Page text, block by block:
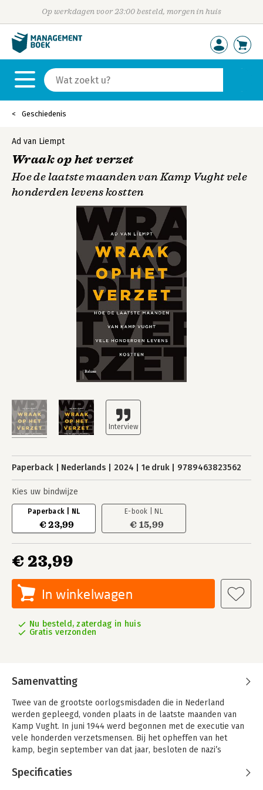
Op werkdagen voor 23:00 besteld, morgen in huis
Geschiedenis
Ad van Liempt
Wraak op het verzet
Hoe de laatste maanden van Kamp Vught vele
honderden levens kostten
Paperback Nederlands 2024 1e druk 9789463823562
Kies uw bindwijze
Paperback | NL
€ 23,99
E-book | NL
€ 15,99
€ 23,99
In winkelwagen
Nu besteld, zaterdag in huis
Gratis verzonden
Samenvatting
Twee van de grootste oorlogsmisdaden die in Nederland
werden gepleegd, vonden plaats in de laatste maanden van
Kamp Vught. In juni 1944 werd begonnen met de executie van
vele honderden verzetsmensen. Bij het opheffen van het
kamp, begin september van dat jaar, besloten de nazi’s
de kampen Sachsenhausen en Ravensbrück. Meer dan de helft,
Specificaties